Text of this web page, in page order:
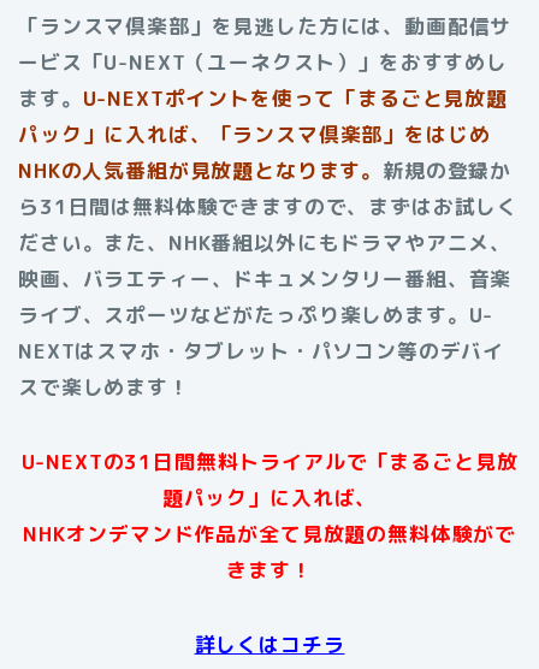
「ランスマ倶楽部」を見逃した方には、動画配信サ
ービス「U-NEXT（ユーネクスト）」をおすすめし
ます。 U-NEXTポイントを使って「まるごと見放題
パック」に入れば、「ランスマ倶楽部」をはじめ
NHKの人気番組が見放題となります。 新規の登録か
ら31日間は無料体験できますので、まずはお試しく
ださい。また、NHK番組以外にもドラマやアニメ、
映画、バラエティー、ドキュメンタリー番組、音楽
ライブ、スポーツなどがたっぷり楽しめます。U-
NEXTはスマホ・タブレット・パソコン等のデバイ
スで楽しめます！
U-NEXTの31日間無料トライアルで「まるごと見放
題パック」に入れば、
NHKオンデマンド作品が全て見放題の無料体験がで
きます！
詳しくはコチラ